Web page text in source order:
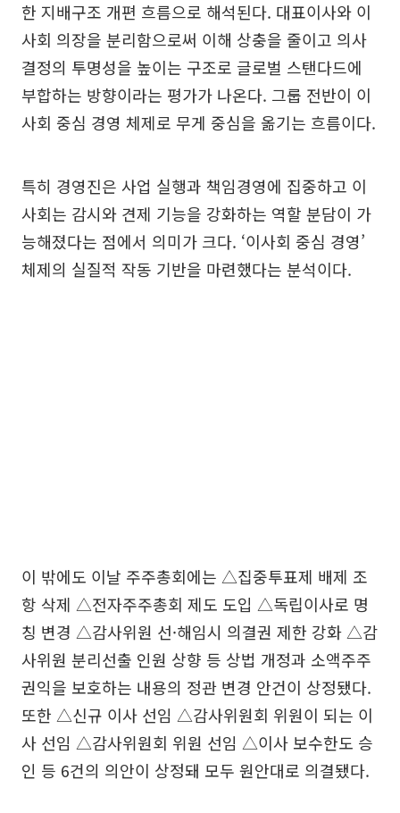
한 지배구조 개편 흐름으로 해석된다. 대표이사와 이
사회 의장을 분리함으로써 이해 상충을 줄이고 의사
결정의 투명성을 높이는 구조로 글로벌 스탠다드에
부합하는 방향이라는 평가가 나온다. 그룹 전반이 이
사회 중심 경영 체제로 무게 중심을 옮기는 흐름이다.
특히 경영진은 사업 실행과 책임경영에 집중하고 이
사회는 감시와 견제 기능을 강화하는 역할 분담이 가
능해졌다는 점에서 의미가 크다. ‘이사회 중심 경영’
체제의 실질적 작동 기반을 마련했다는 분석이다.
이 밖에도 이날 주주총회에는 △집중투표제 배제 조
항 삭제 △전자주주총회 제도 도입 △독립이사로 명
칭 변경 △감사위원 선·해임시 의결권 제한 강화 △감
사위원 분리선출 인원 상향 등 상법 개정과 소액주주
권익을 보호하는 내용의 정관 변경 안건이 상정됐다.
또한 △신규 이사 선임 △감사위원회 위원이 되는 이
사 선임 △감사위원회 위원 선임 △이사 보수한도 승
인 등 6건의 의안이 상정돼 모두 원안대로 의결됐다.